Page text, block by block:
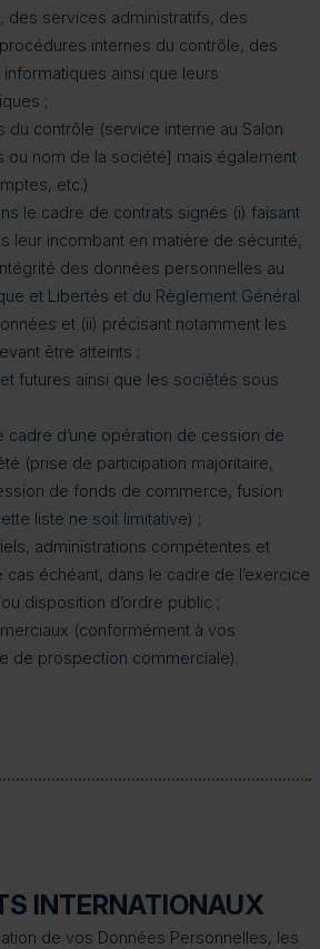
des services administratifs, des
internes du contrôle, des
ainsi que leurs
;
contrôle (service interne au Salon
ou nom de la société] mais également
etc.)
le cadre de contrats signés (i) faisant
leur incombant en matière de sécurité,
des données personnelles au
et Libertés et du Règlement Général
et (ii) précisant notamment les
être atteints ;
futures ainsi que les sociétés sous
d’une opération de cession de
(prise de participation majoritaire,
de fonds de commerce, fusion
liste ne soit limitative) ;
administrations compétentes et
cas échéant, dans le cadre de l’exercice
disposition d’ordre public ;
(conformément à vos
de prospection commerciale).
INTERNATIONAUX
de vos Données Personnelles, les